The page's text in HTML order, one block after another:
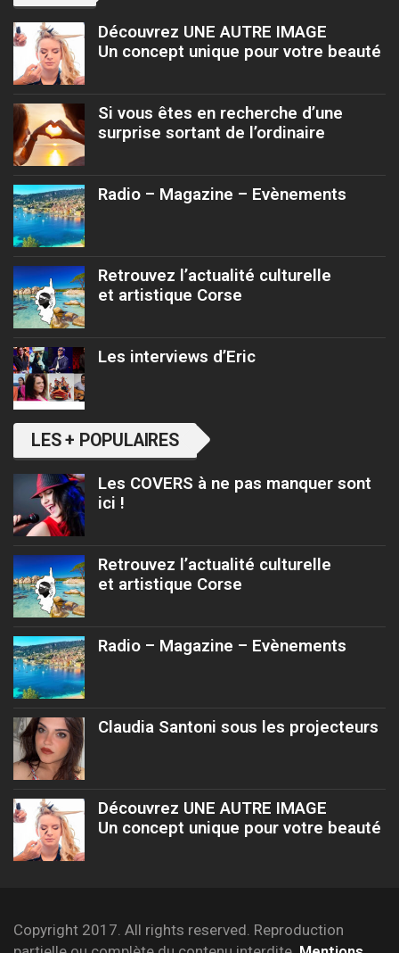
Découvrez UNE AUTRE IMAGE
Un concept unique pour votre beauté
Si vous êtes en recherche d’une
surprise sortant de l’ordinaire
Radio – Magazine – Evènements
Retrouvez l’actualité culturelle
et artistique Corse
Les interviews d’Eric
LES + POPULAIRES
Les COVERS à ne pas manquer sont
ici !
Retrouvez l’actualité culturelle
et artistique Corse
Radio – Magazine – Evènements
Claudia Santoni sous les projecteurs
Découvrez UNE AUTRE IMAGE
Un concept unique pour votre beauté
Copyright 2017. All rights reserved. Reproduction